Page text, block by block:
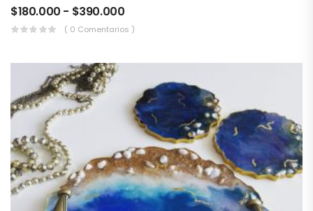
$180.000 - $390.000
( 0 Comentarios )